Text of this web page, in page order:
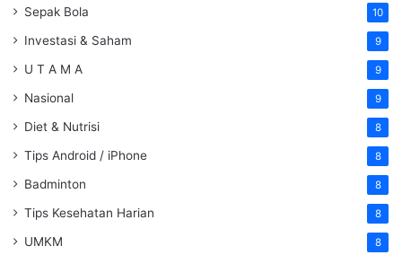
Sepak Bola 10
Investasi & Saham 9
U T A M A 9
Nasional 9
Diet & Nutrisi 8
Tips Android / iPhone 8
Badminton 8
Tips Kesehatan Harian 8
UMKM 8